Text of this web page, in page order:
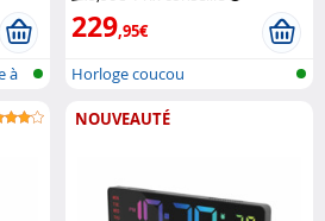
à
229,95€
Horloge coucou
NOUVEAUTÉ